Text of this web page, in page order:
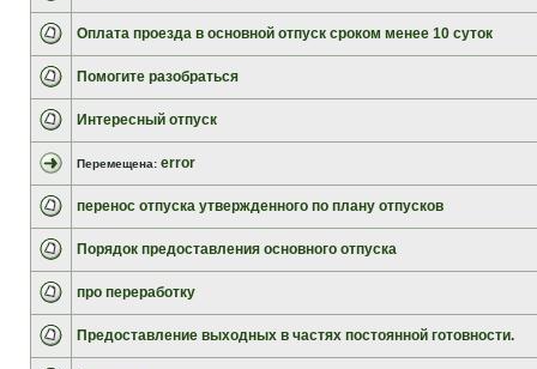
Оплата проезда в основной отпуск сроком менее 10 суток
Помогите разобраться
Интересный отпуск
Перемещена: error
перенос отпуска утвержденного по плану отпусков
Порядок предоставления основного отпуска
про переработку
Предоставление выходных в частях постоянной готовности.